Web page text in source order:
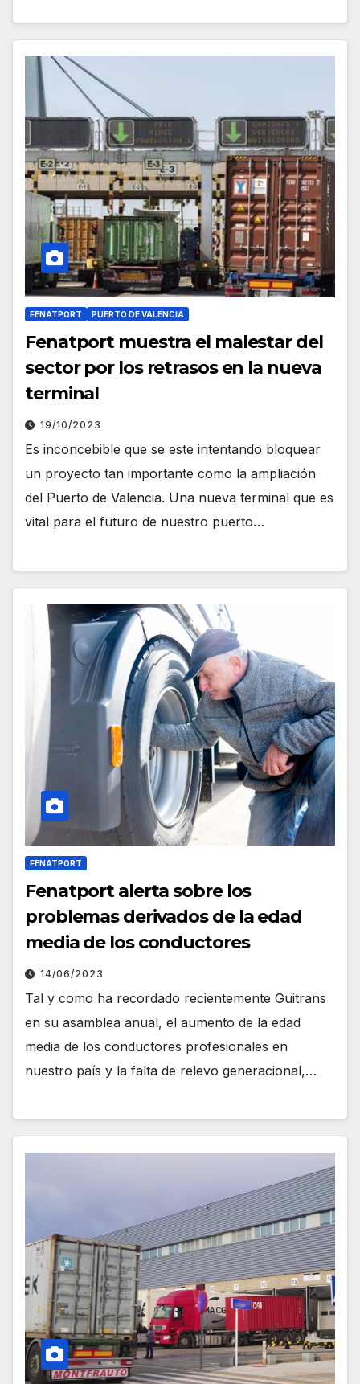
FENATPORT PUERTO DE VALENCIA
Fenatport muestra el malestar del
sector por los retrasos en la nueva
terminal
19/10/2023
Es inconcebible que se este intentando bloquear
un proyecto tan importante como la ampliación
del Puerto de Valencia. Una nueva terminal que es
vital para el futuro de nuestro puerto…
FENATPORT
Fenatport alerta sobre los
problemas derivados de la edad
media de los conductores
14/06/2023
Tal y como ha recordado recientemente Guitrans
en su asamblea anual, el aumento de la edad
media de los conductores profesionales en
nuestro país y la falta de relevo generacional,…